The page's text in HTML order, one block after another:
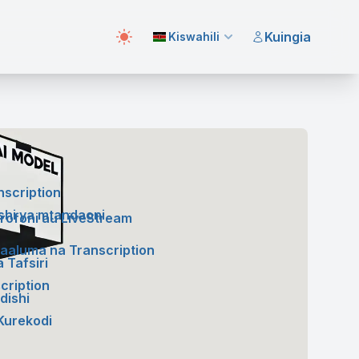
Tafsiri
ya mtandaoni
na Transcription
au LiveStream
Kiswahili Kuingia